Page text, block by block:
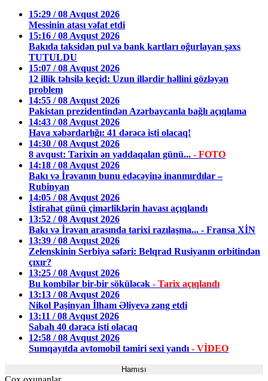
15:29 / 08 Avqust 2026
Messinin atası vəfat etdi
15:16 / 08 Avqust 2026
Bakıda taksidən pul və bank kartları oğurlayan şəxs
TUTULDU
15:07 / 08 Avqust 2026
12 illik təhsilə keçid: Uzun illərdir həllini gözləyən
problem
14:55 / 08 Avqust 2026
Pakistan prezidentindən Azərbaycanla bağlı açıqlama
14:43 / 08 Avqust 2026
Hava xəbərdarlığı: 41 dərəcə isti olacaq!
14:30 / 08 Avqust 2026
8 avqust: Tarixin ən yaddaqalan günü... - FOTO
14:18 / 08 Avqust 2026
Bakı və İrəvanın bunu edəcəyinə inanmırdılar –
Rubinyan
14:05 / 08 Avqust 2026
İstirahət günü çimərliklərin havası açıqlandı
13:52 / 08 Avqust 2026
Bakı və İrəvan arasında tarixi razılaşma... - Fransa XİN
13:39 / 08 Avqust 2026
Zelenskinin Serbiya səfəri: Belqrad Rusiyanın orbitindən
çıxır?
13:25 / 08 Avqust 2026
Bu kombilər bir-bir söküləcək - Tarix açıqlandı
13:13 / 08 Avqust 2026
Nikol Paşinyan İlham Əliyevə zəng etdi
13:11 / 08 Avqust 2026
Sabah 40 dərəcə isti olacaq
12:58 / 08 Avqust 2026
Sumqayıtda avtomobil təmiri sexi yandı - VİDEO
Hamısı